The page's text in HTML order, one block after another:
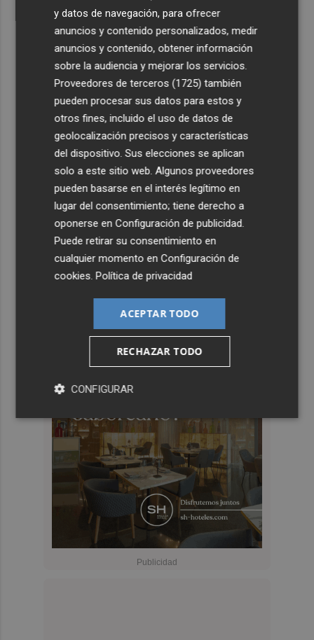
y datos de navegación, para ofrecer
anuncios y contenido personalizados, medir
anuncios y contenido, obtener información
sobre la audiencia y mejorar los servicios.
Proveedores de terceros (1725) también
pueden procesar sus datos para estos y
otros fines, incluido el uso de datos de
geolocalización precisos y características
del dispositivo. Sus elecciones se aplican
solo a este sitio web. Algunos proveedores
pueden basarse en el interés legítimo en
lugar del consentimiento; tiene derecho a
oponerse enConfiguración de publicidad
Puede retirar su consentimiento en
cualquier momento enConfiguración de
cookies .Política de privacidad
ACEPTAR TODO
RECHAZAR TODO
CONFIGURAR